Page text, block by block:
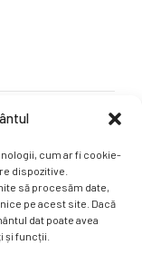
cum ar fi cookie-
dispozitive.
să procesăm date,
pe acest site. Dacă
dat poate avea
și funcții.